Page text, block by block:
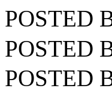
POSTED
POSTED
POSTED